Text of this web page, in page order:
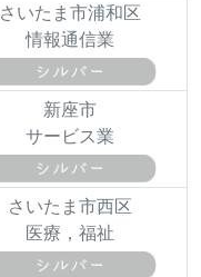
さいたま市浦和区
情報通信業
新座市
サービス業
さいたま市西区
医療，福祉